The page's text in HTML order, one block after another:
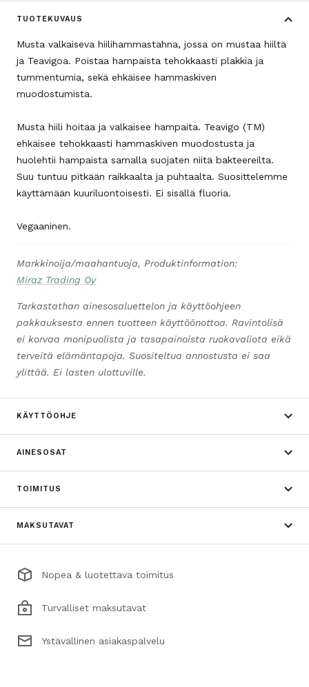
TUOTEKUVAUS
Musta valkaiseva hiilihammastahna, jossa on mustaa hiiltä
ja Teavigoa. Poistaa hampaista tehokkaasti plakkia ja
tummentumia, sekä ehkäisee hammaskiven
muodostumista.
Musta hiili hoitaa ja valkaisee hampaita. Teavigo (TM)
ehkäisee tehokkaasti hammaskiven muodostusta ja
huolehtii hampaista samalla suojaten niitä bakteereilta.
Suu tuntuu pitkään raikkaalta ja puhtaalta. Suosittelemme
käyttämään kuuriluontoisesti. Ei sisällä fluoria.
Vegaaninen.
Markkinoija/maahantuoja, Produktinformation:
Miraz Trading Oy
Tarkastathan ainesosaluettelon ja käyttöohjeen
pakkauksesta ennen tuotteen käyttöönottoa. Ravintolisä
ei korvaa monipuolista ja tasapainoista ruokavaliota eikä
terveitä elämäntapoja. Suositeltua annostusta ei saa
ylittää. Ei lasten ulottuville.
KÄYTTÖOHJE
AINESOSAT
TOIMITUS
MAKSUTAVAT
Nopea & luotettava toimitus
Turvalliset maksutavat
Ystävällinen asiakaspalvelu